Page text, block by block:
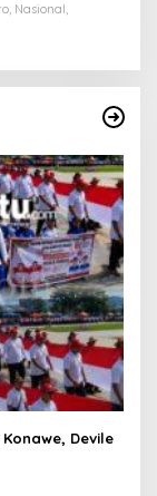
Nasional,
Devile